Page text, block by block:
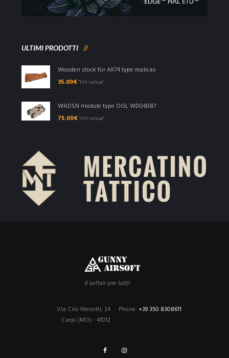
ULTIMI PRODOTTI
Wooden stock for AK74 type replicas
35.00€ "IVA inclusa"
WADSN module type OGL WD06087
75.00€ "IVA inclusa"
Il softair per tutti!
Phone: +39 350 8308611
Via Ciro Menotti, 24
Carpi (MO) - 41012